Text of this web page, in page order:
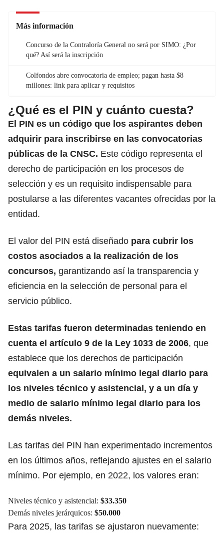
Más información
Concurso de la Contraloría General no será por SIMO: ¿Por
qué? Así será la inscripción
Colfondos abre convocatoria de empleo; pagan hasta $8
millones: link para aplicar y requisitos
¿Qué es el PIN y cuánto cuesta?
El PIN es un código que los aspirantes deben
adquirir para inscribirse en las convocatorias
públicas de la CNSC. Este código representa el
derecho de participación en los procesos de
selección y es un requisito indispensable para
postularse a las diferentes vacantes ofrecidas por la
entidad.
El valor del PIN está diseñado para cubrir los
costos asociados a la realización de los
concursos, garantizando así la transparencia y
eficiencia en la selección de personal para el
servicio público.
Estas tarifas fueron determinadas teniendo en
cuenta el artículo 9 de la Ley 1033 de 2006, que
establece que los derechos de participación
equivalen a un salario mínimo legal diario para
los niveles técnico y asistencial, y a un día y
medio de salario mínimo legal diario para los
demás niveles.
Las tarifas del PIN han experimentado incrementos
en los últimos años, reflejando ajustes en el salario
mínimo. Por ejemplo, en 2022, los valores eran:
Niveles técnico y asistencial: $33.350
Demás niveles jerárquicos: $50.000
Para 2025, las tarifas se ajustaron nuevamente: